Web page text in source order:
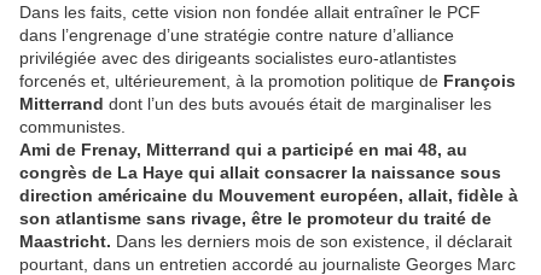
Dans les faits, cette vision non fondée allait entraîner le PCF
dans l’engrenage d’une stratégie contre nature d’alliance
privilégiée avec des dirigeants socialistes euro-atlantistes
forcenés et, ultérieurement, à la promotion politique de François
Mitterrand dont l’un des buts avoués était de marginaliser les
communistes.
Ami de Frenay, Mitterrand qui a participé en mai 48, au
congrès de La Haye qui allait consacrer la naissance sous
direction américaine du Mouvement européen, allait, fidèle à
son atlantisme sans rivage, être le promoteur du traité de
Maastricht. Dans les derniers mois de son existence, il déclarait
pourtant, dans un entretien accordé au journaliste Georges Marc